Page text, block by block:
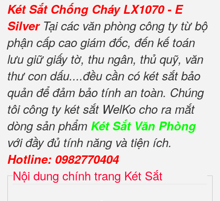
Két Sắt Chống Cháy LX1070 - E
Silver Tại các văn phòng công ty từ bộ
phận cấp cao giám đốc, đến kế toán
lưu giữ giấy tờ, thu ngân, thủ quỹ, văn
thư con dấu....đều cần có két sắt bảo
quản để đảm bảo tính an toàn. Chúng
tôi công ty két sắt WelKo cho ra mắt
dòng sản phẩm Két Sắt Văn Phòng
với đầy đủ tính năng và tiện ích.
Hotline: 0982770404
Nội dung chính trang Két Sắt